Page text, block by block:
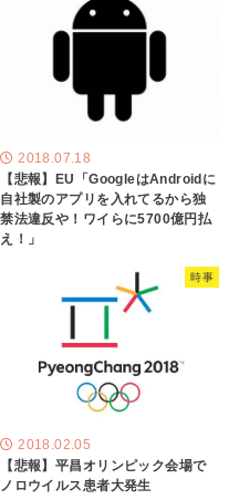
2018.07.18
【悲報】EU「GoogleはAndroidに
自社製のアプリを入れてるから独
禁法違反や！ワイらに5700億円払
え！」
時事
2018.02.05
【悲報】平昌オリンピック会場で
ノロウイルス患者大発生